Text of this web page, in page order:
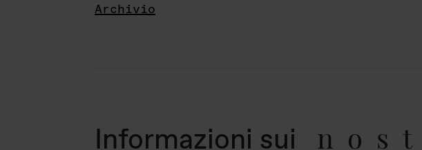
Archivio
Informazioni sui